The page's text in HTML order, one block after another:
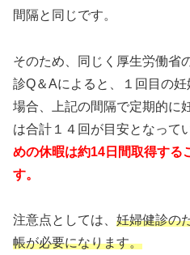
間隔と同じです。
そのため、同じく厚生労働省
診Q＆Aによると、１回目の
場合、上記の間隔で定期的に
は合計１４回が目安となって
めの休暇は約14日間取得する
す。
注意点としては、 妊婦健診の
帳が必要になります。